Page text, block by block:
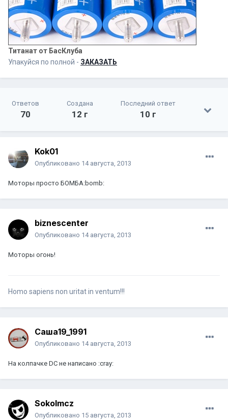
Титанат от БасКлуба
Упакуйся по полной - ЗАКАЗАТЬ
Ответов
70
Создана
12 г
Последний ответ
10 г
Kok01
Опубликовано 14 августа, 2013
Моторы просто БОМБА:bomb:
biznescenter
Опубликовано 14 августа, 2013
Моторы огонь!
Homo sapiens non uritat in ventum!!!
Саша19_1991
Опубликовано 14 августа, 2013
На колпачке DC не написано :cray:
Sokolmcz
Опубликовано 15 августа, 2013